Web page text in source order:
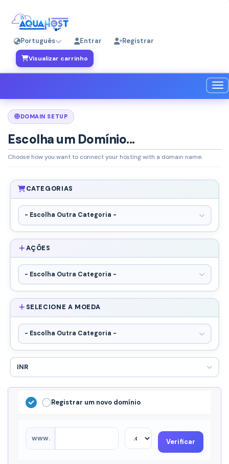
Português Entrar Registrar
Visualizar carrinho
DOMAIN SETUP
Escolha um Domínio...
Choose how you want to connect your hosting with a domain name.
CATEGORIAS
AÇÕES
SELECIONE A MOEDA
Registrar um novo domínio
www. Verificar